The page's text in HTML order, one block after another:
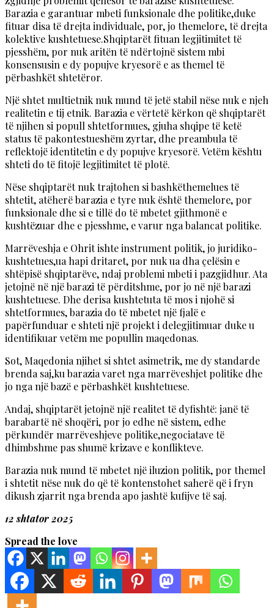
Barazia e garantuar mbeti funksionale dhe politike,duke
fituar disa të drejta individuale, por, jo themelore, të drejta
kolektive kushtetuese.Shqiptarët fituan legjitimitet të
pjesshëm, por nuk aritën të ndërtojnë sistem mbi
konsensusin e dy popujve kryesorë e as themel të
përbashkët shtetëror.
Një shtet multietnik nuk mund të jetë stabil nëse nuk e njeh
realitetin e tij etnik. Barazia e vërtetë kërkon që shqiptarët
të njihen si popull shtetformues, gjuha shqipe të ketë
status të pakontestueshëm zyrtar, dhe preambula të
reflektojë identitetin e dy popujve kryesorë. Vetëm kështu
shteti do të fitojë legjitimitet të plotë.
Nëse shqiptarët nuk trajtohen si bashkëthemelues të
shtetit, atëherë barazia e tyre nuk është themelore, por
funksionale dhe si e tillë do të mbetet gjithmonë e
kushtëzuar dhe e pjesshme, e varur nga balancat politike.
Marrëveshja e Ohrit ishte instrument politik, jo juridiko-
kushtetues,ua hapi dritaret, por nuk ua dha çelësin e
shtëpisë shqiptarëve, ndaj problemi mbeti i pazgjidhur. Ata
jetojnë në një barazi të përditshme, por jo në një barazi
kushtetuese. Dhe derisa kushtetuta të mos i njohë si
shtetformues, barazia do të mbetet një fjalë e
papërfunduar e shteti një projekt i delegjitimuar duke u
identifikuar vetëm me popullin maqedonas.
Sot, Maqedonia njihet si shtet asimetrik, me dy standarde
brenda saj,ku barazia varet nga marrëveshjet politike dhe
jo nga një bazë e përbashkët kushtetuese.
Andaj, shqiptarët jetojnë një realitet të dyfishtë: janë të
barabartë në shoqëri, por jo edhe në sistem, edhe
përkundër marrëveshjeve politike,negociatave të
dhimbshme pas shumë krizave e konflikteve.
Barazia nuk mund të mbetet një iluzion politik, por themel
i shtetit nëse nuk do që të kontenstohet saherë që i fryn
dikush zjarrit nga brenda apo jashtë kufijve të saj.
12 shtator 2025
Spread the love